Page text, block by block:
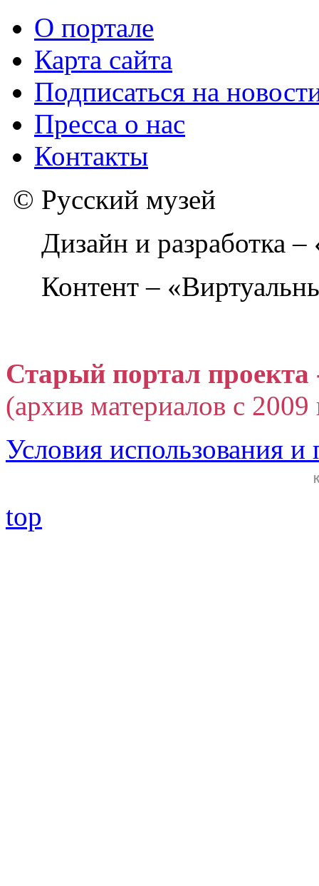
О портале
Карта сайта
Подписаться на
Пресса о нас
Контакты
© Русский музей
Дизайн и разработка
Контент –
Старый портал
(архив материалов с
Условия использования
top